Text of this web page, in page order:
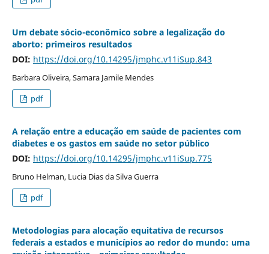
Um debate sócio-econômico sobre a legalização do
aborto: primeiros resultados
DOI: https://doi.org/10.14295/jmphc.v11iSup.843
Barbara Oliveira, Samara Jamile Mendes
pdf
A relação entre a educação em saúde de pacientes com
diabetes e os gastos em saúde no setor público
DOI: https://doi.org/10.14295/jmphc.v11iSup.775
Bruno Helman, Lucia Dias da Silva Guerra
pdf
Metodologias para alocação equitativa de recursos
federais a estados e municípios ao redor do mundo: uma